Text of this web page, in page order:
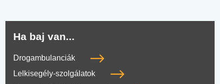
Ha baj van...
Drogambulanciák
Lelkisegély-szolgálatok